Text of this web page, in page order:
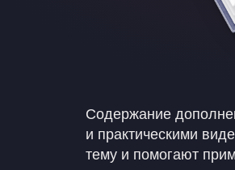
Содержание
и практическими
тему и помогают